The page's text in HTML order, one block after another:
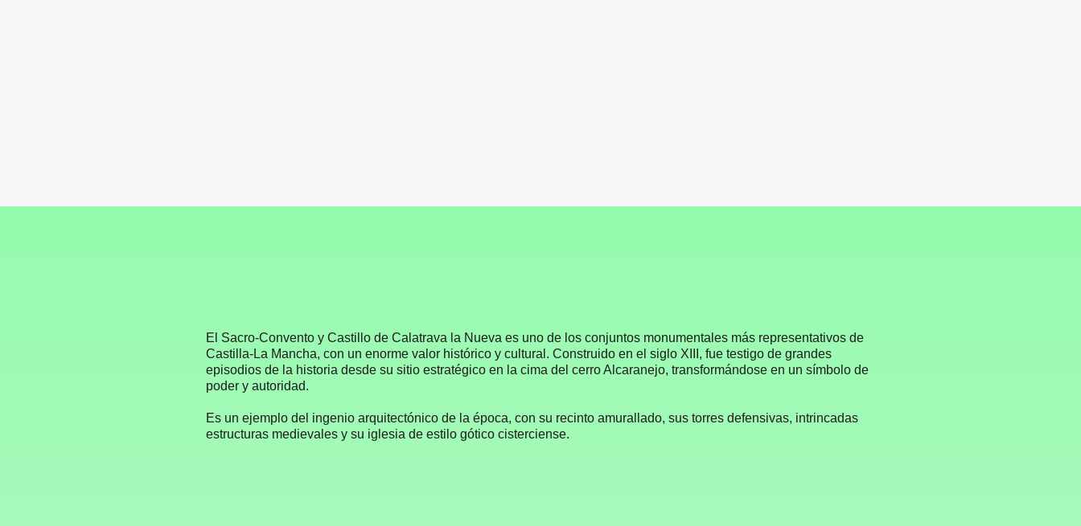
El Sacro-Convento y Castillo de Calatrava la Nueva es uno de los conjuntos monumentales más representativos de
Castilla-La Mancha, con un enorme valor histórico y cultural. Construido en el siglo XIII, fue testigo de grandes
episodios de la historia desde su sitio estratégico en la cima del cerro Alcaranejo, transformándose en un símbolo de
poder y autoridad.
Es un ejemplo del ingenio arquitectónico de la época, con su recinto amurallado, sus torres defensivas, intrincadas
estructuras medievales y su iglesia de estilo gótico cisterciense.